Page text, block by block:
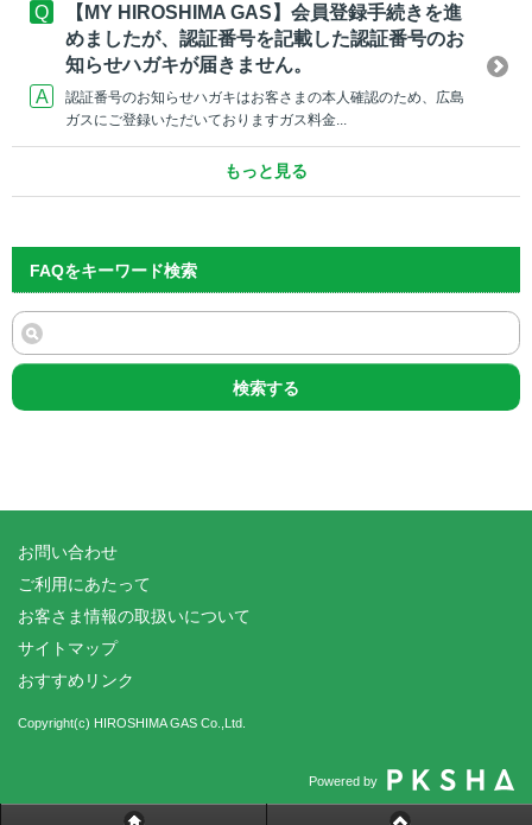
【MY HIROSHIMA GAS】会員登録手続きを進
めましたが、認証番号を記載した認証番号のお
知らせハガキが届きません。
認証番号のお知らせハガキはお客さまの本人確認のため、広島
ガスにご登録いただいておりますガス料金...
もっと見る
FAQをキーワード検索
検索する
お問い合わせ
ご利用にあたって
お客さま情報の取扱いについて
サイトマップ
おすすめリンク
Copyright(c) HIROSHIMA GAS Co.,Ltd.
Powered by